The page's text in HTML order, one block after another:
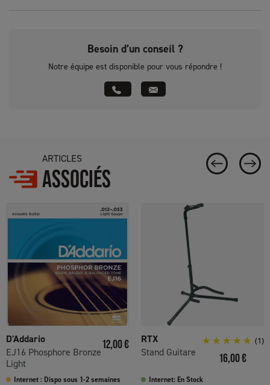
Besoin d’un conseil ?
Notre équipe est disponible pour vous répondre !
ARTICLES
ASSOCIÉS
D'Addario
EJ16 Phosphore Bronze
Light
Prix
12,00 €
Internet : Dispo sous 1-2 semaines
RTX
Stand Guitare
(1)
Prix
16,00 €
Internet: En Stock